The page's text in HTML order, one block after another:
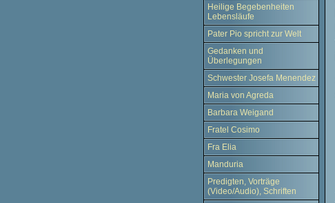
Heilige Begebenheiten
Lebensläufe
Pater Pio spricht zur Welt
Gedanken und
Überlegungen
Schwester Josefa Menendez
Maria von Agreda
Barbara Weigand
Fratel Cosimo
Fra Elia
Manduria
Predigten, Vorträge
(Video/Audio), Schriften